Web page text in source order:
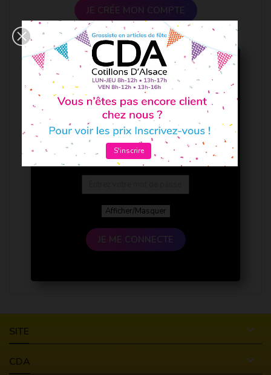
JE CRÉE MON COMPTE
Afficher/Masquer
JE ME CONNECTE
SITE 
CDA 
S'inscrire